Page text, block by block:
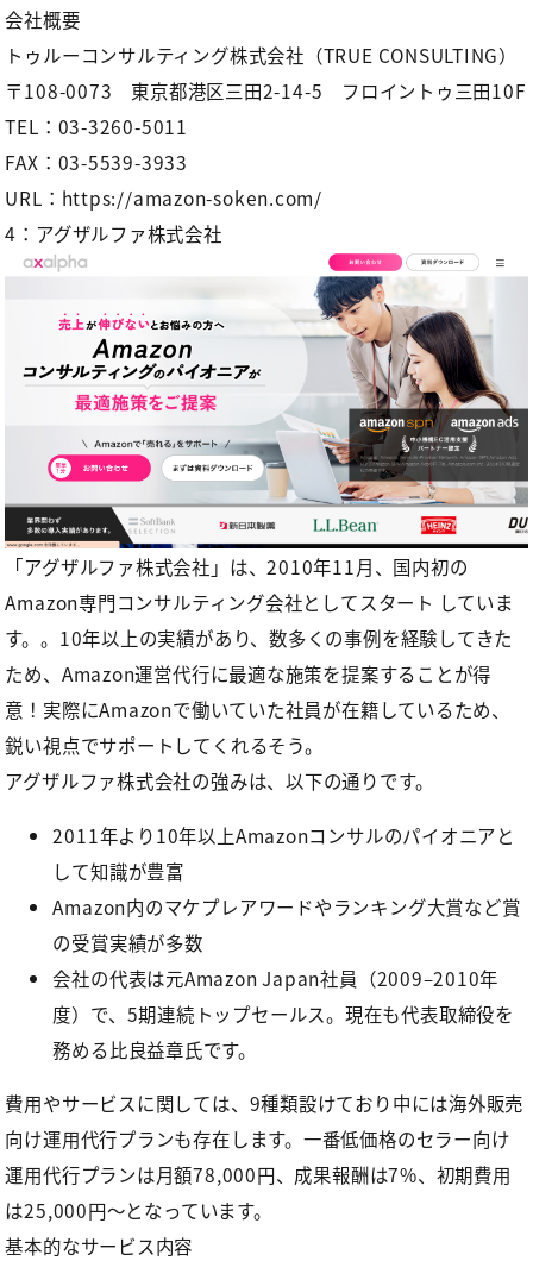
会社概要
トゥルーコンサルティング株式会社（TRUE CONSULTING）
〒108-0073 東京都港区三田2-14-5 フロイントゥ三田10F
TEL：03-3260-5011
FAX：03-5539-3933
URL ： https://amazon-soken.com/
4：アグザルファ株式会社
「アグザルファ株式会社」 は、2010年11月、国内初の
Amazon専門コンサルティング会社としてスタート していま
す。。10年以上の実績があり、数多くの事例を経験してきた
ため、Amazon運営代行に最適な施策を提案することが得
意！実際にAmazonで働いていた社員が在籍しているため、
鋭い視点でサポートしてくれるそう。
アグザルファ株式会社の強みは、以下の通りです。
2011年より10年以上Amazonコンサルのパイオニアと
して知識が豊富
Amazon内のマケプレアワードやランキング大賞など賞
の受賞実績が多数
会社の代表は元Amazon Japan社員（2009–2010年
度）で、5期連続トップセールス。現在も代表取締役を
務める比良益章氏です。
費用やサービスに関しては、9種類設けており中には海外販売
向け運用代行プランも存在します。一番低価格のセラー向け
運用代行プランは月額78,000円、成果報酬は7%、初期費用
は25,000円〜となっています。
基本的なサービス内容